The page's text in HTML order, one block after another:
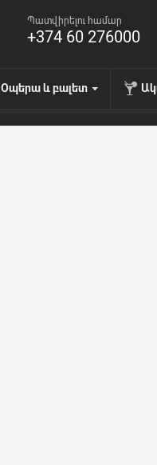
Պատվիրելու համար
+374 60 276000
Օպերա և բալետ